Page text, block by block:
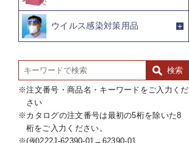
ウイルス感染対策用品
注文番号・商品名・キーワードをご入力くだ
さい
カタログの注文番号は最初の5桁を除いた8
桁をご入力ください。
(例)222J-62390-01→62390-01